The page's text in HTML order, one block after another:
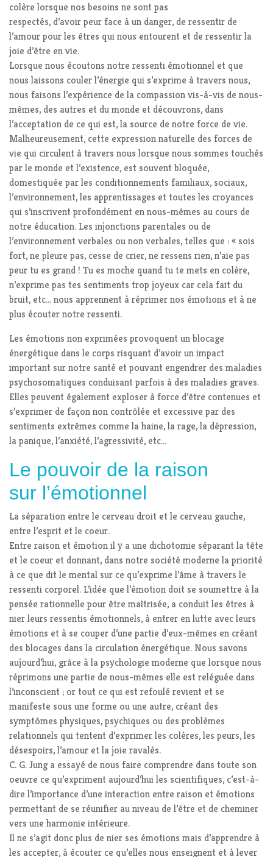
colère lorsque nos besoins ne sont pas
respectés, d’avoir peur face à un danger, de ressentir de
l’amour pour les êtres qui nous entourent et de ressentir la
joie d’être en vie.
Lorsque nous écoutons notre ressenti émotionnel et que
nous laissons couler l’énergie qui s’exprime à travers nous,
nous faisons l’expérience de la compassion vis-à-vis de nous-
mêmes, des autres et du monde et découvrons, dans
l’acceptation de ce qui est, la source de notre force de vie.
Malheureusement, cette expression naturelle des forces de
vie qui circulent à travers nous lorsque nous sommes touchés
par le monde et l’existence, est souvent bloquée,
domestiquée par les conditionnements familiaux, sociaux,
l’environnement, les apprentissages et toutes les croyances
qui s’inscrivent profondément en nous-mêmes au cours de
notre éducation. Les injonctions parentales ou de
l’environnement verbales ou non verbales, telles que : « sois
fort, ne pleure pas, cesse de crier, ne ressens rien, n’aie pas
peur tu es grand ! Tu es moche quand tu te mets en colère,
n’exprime pas tes sentiments trop joyeux car cela fait du
bruit, etc… nous apprennent à réprimer nos émotions et à ne
plus écouter notre ressenti.
Les émotions non exprimées provoquent un blocage
énergétique dans le corps risquant d’avoir un impact
important sur notre santé et pouvant engendrer des maladies
psychosomatiques conduisant parfois à des maladies graves.
Elles peuvent également exploser à force d’être contenues et
s’exprimer de façon non contrôlée et excessive par des
sentiments extrêmes comme la haine, la rage, la dépression,
la panique, l’anxiété, l’agressivité, etc…
Le pouvoir de la raison
sur l’émotionnel
La séparation entre le cerveau droit et le cerveau gauche,
entre l’esprit et le coeur.
Entre raison et émotion il y a une dichotomie séparant la tête
et le coeur et donnant, dans notre société moderne la priorité
à ce que dit le mental sur ce qu’exprime l’âme à travers le
ressenti corporel. L’idée que l’émotion doit se soumettre à la
pensée rationnelle pour être maîtrisée, a conduit les êtres à
nier leurs ressentis émotionnels, à entrer en lutte avec leurs
émotions et à se couper d’une partie d’eux-mêmes en créant
des blocages dans la circulation énergétique. Nous savons
aujourd’hui, grâce à la psychologie moderne que lorsque nous
réprimons une partie de nous-mêmes elle est reléguée dans
l’inconscient ; or tout ce qui est refoulé revient et se
manifeste sous une forme ou une autre, créant des
symptômes physiques, psychiques ou des problèmes
relationnels qui tentent d’exprimer les colères, les peurs, les
désespoirs, l’amour et la joie ravalés.
C. G. Jung a essayé de nous faire comprendre dans toute son
oeuvre ce qu’expriment aujourd’hui les scientifiques, c’est-à-
dire l’importance d’une interaction entre raison et émotions
permettant de se réunifier au niveau de l’être et de cheminer
vers une harmonie intérieure.
Il ne s’agit donc plus de nier ses émotions mais d’apprendre à
les accepter, à écouter ce qu’elles nous enseignent et à lever